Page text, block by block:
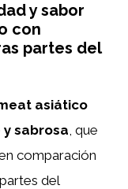
y sabor
con
partes del
asiático
sabrosa , que
comparación
del